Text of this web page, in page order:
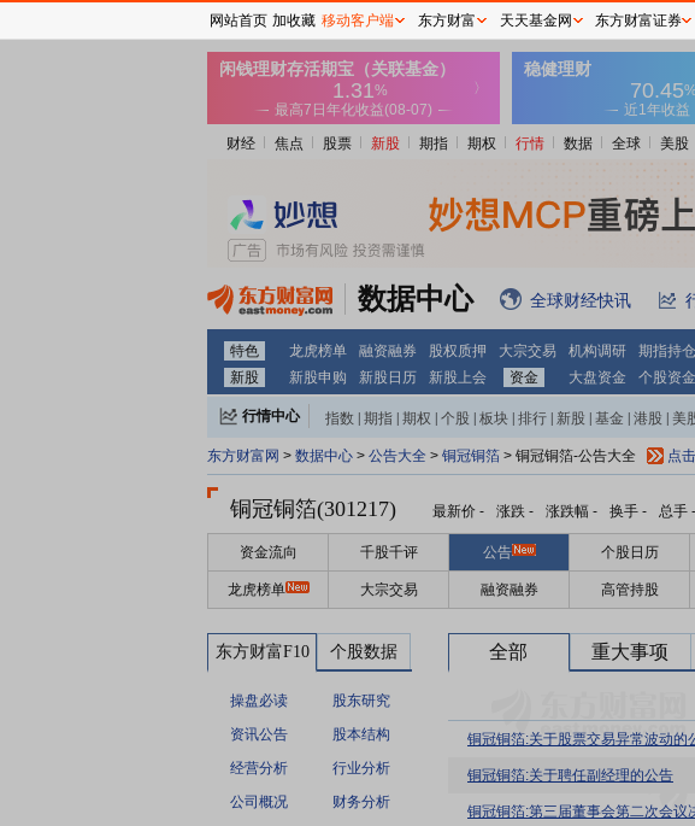
财经 焦点 股票 新股 期指 期权 行情 数据 全球 美股
数据中心 全球财经快讯
特色 龙虎榜单 融资融券 股权质押 大宗交易 机构调研 期指持仓
新股
新股申购 新股日历 新股上会 资金 大盘资金 个股资金
行情中心 指数 期指 期权 个股 板块 排行 新股 基金 港股 美
东方财富网 > 数据中心 > 公告大全 > 铜冠铜箔 > 铜冠铜箔-公告大全 点
铜冠铜箔(301217) 最新价 - 涨跌 - 涨跌幅 - 换手 - 总手 -
资金流向 千股千评 公告 个股日历
龙虎榜单 大宗交易 融资融券 高管持股
东方财富F10 个股数据
操盘必读
股东研究
资讯公告
股本结构
经营分析
行业分析
公司概况
财务分析
全部 重大事项
铜冠铜箔:关于股票交易异常波动的
铜冠铜箔:关于聘任副经理的公告
铜冠铜箔:第三届董事会第二次会议
网站首页 加收藏 移动客户端 东方财富 天天基金网 东方财富证券